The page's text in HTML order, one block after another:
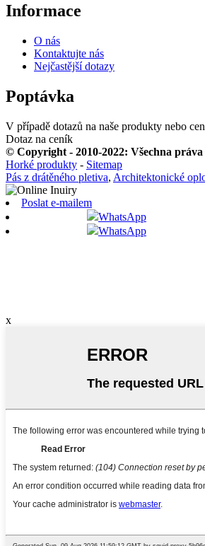
Informace
O nás
Kontaktujte nás
Nejčastější dotazy
Poptávka
V případě dotazů na naše produkty nebo
Dotaz na ceník
© Copyright - 2010-2022: Všechna
Horké produkty - Sitemap
Pás z drátěného pletiva, Architektonické
Poslat e-mailem
WhatsApp
WhatsApp
x